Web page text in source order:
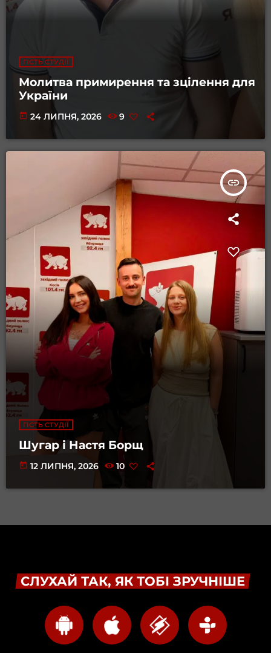
ГІСТЬ СТУДІЇ
Молитва примирення та зцілення для
України
today 24 ЛИПНЯ, 2026 9
insert_link
ГІСТЬ СТУДІЇ
Шугар і Настя Борщ
today 12 ЛИПНЯ, 2026 10
СЛУХАЙ ТАК, ЯК ТОБІ ЗРУЧНІШЕ